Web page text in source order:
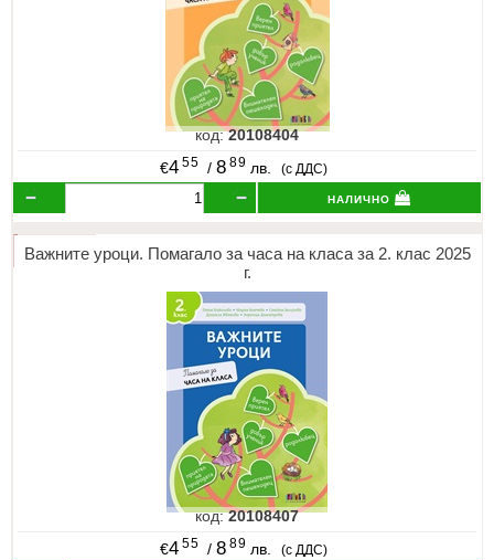
код:20108404
€4 55 /8 89 лв. (с ДДС)
налично
Важните уроци. Помагало за часа на класа за 2. клас 2025
г.
код:20108407
€4 55 /8 89 лв. (с ДДС)